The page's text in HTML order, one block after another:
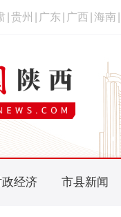
贵州 广东 广西 海南
政经济 市县新闻